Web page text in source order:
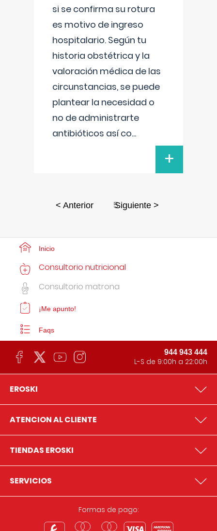
si se confirma su rotura
es motivo de ingreso
hospitalario. Según tu
historia obstétrica y la
valoración médica de las
circunstancias, se puede
plantear la necesidad o
no de administrarte
antibióticos así co...
+
< Anterior 5
Siguiente >
Inicio
Consultorio nutricional
Consultorio matrona
¡Me apunto!
Faqs
944 943 444
L-S de 9:00h a 22:00h
EROSKI
ATENCION AL CLIENTE
TIENDAS EROSKI
SERVICIOS
Formas de pago: